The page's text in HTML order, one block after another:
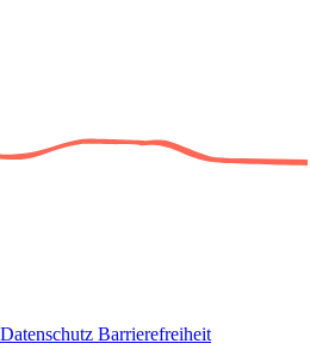
Datenschutz Barrierefreiheit